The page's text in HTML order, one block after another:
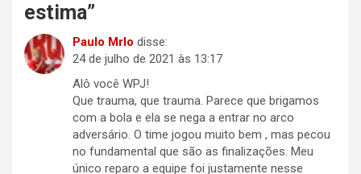
estima”
Paulo Mrlo disse:
24 de julho de 2021 às 13:17
Alô você WPJ!
Que trauma, que trauma. Parece que brigamos
com a bola e ela se nega a entrar no arco
adversário. O time jogou muito bem , mas pecou
no fundamental que são as finalizações. Meu
único reparo a equipe foi justamente nesse